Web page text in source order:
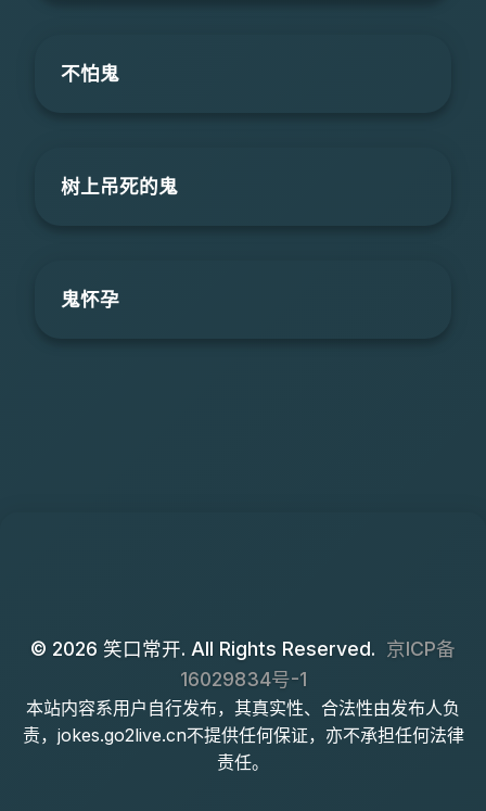
不怕鬼
树上吊死的鬼
鬼怀孕
© 2026 笑口常开. All Rights Reserved. 京ICP备
16029834号-1
本站内容系用户自行发布，其真实性、合法性由发布人负
责，jokes.go2live.cn不提供任何保证，亦不承担任何法律
责任。